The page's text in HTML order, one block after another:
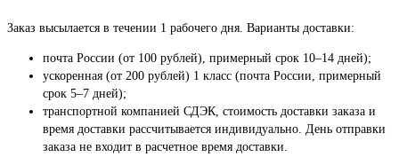
Заказ высылается в течении 1 рабочего дня. Варианты доставки:
почта России (от 100 рублей), примерный срок 10–14 дней);
ускоренная (от 200 рублей) 1 класс (почта России, примерный
срок 5–7 дней);
транспортной компанией СДЭК, стоимость доставки заказа и
время доставки рассчитывается индивидуально. День отправки
заказа не входит в расчетное время доставки.